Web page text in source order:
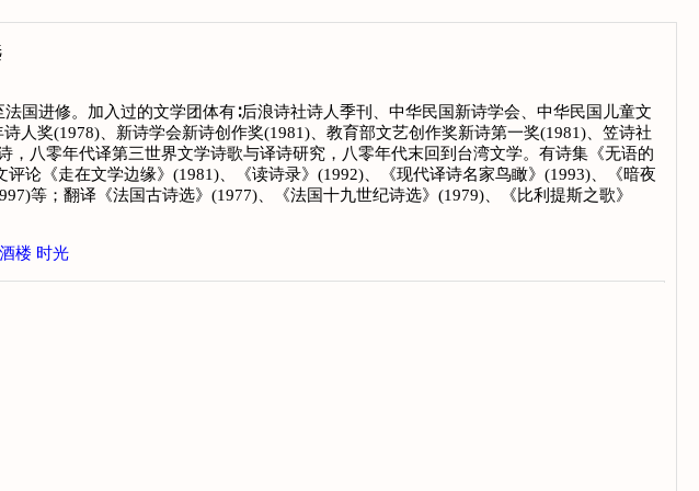
国进修。加入过的文学团体有∶后浪诗社诗人季刊、中华民国新诗学会、中华民国儿童文
奖(1978)、新诗学会新诗创作奖(1981)、教育部文艺创作奖新诗第一奖(1981)、笠诗社
八零年代译第三世界文学诗歌与译诗研究，八零年代末回到台湾文学。有诗集《无语的
论《走在文学边缘》(1981)、《读诗录》(1992)、《现代译诗名家鸟瞰》(1993)、《暗夜
等；翻译《法国古诗选》(1977)、《法国十九世纪诗选》(1979)、《比利提斯之歌》
酒楼 时光